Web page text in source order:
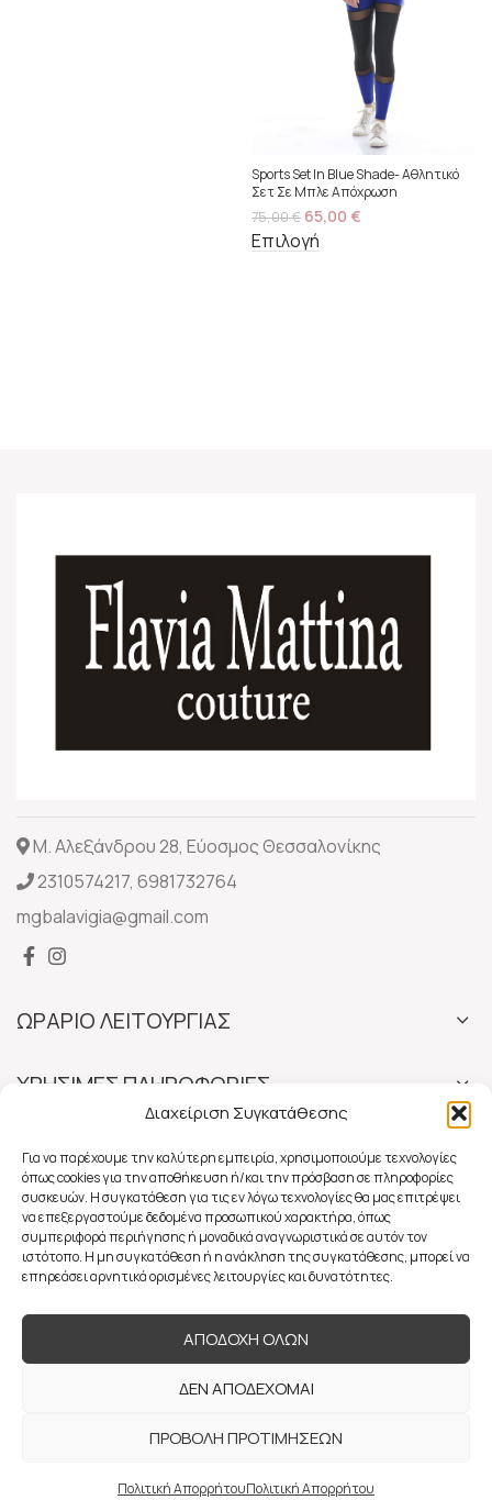
Διαχείριση Συγκατάθεσης
Για να παρέχουμε την καλύτερη εμπειρία, χρησιμοποιούμε τεχνολογίες
όπως cookies για την αποθήκευση ή/και την πρόσβαση σε πληροφορίες
συσκευών. Η συγκατάθεση για τις εν λόγω τεχνολογίες θα μας επιτρέψει
να επεξεργαστούμε δεδομένα προσωπικού χαρακτήρα, όπως
συμπεριφορά περιήγησης ή μοναδικά αναγνωριστικά σε αυτόν τον
ιστότοπο. Η μη συγκατάθεση ή η ανάκληση της συγκατάθεσης, μπορεί να
επηρεάσει αρνητικά ορισμένες λειτουργίες και δυνατότητες.
ΑΠΟΔΟΧΗ ΟΛΩΝ
ΔΕΝ ΑΠΟΔΕΧΟΜΑΙ
ΠΡΟΒΟΛΗ ΠΡΟΤΙΜΗΣΕΩΝ
Πολιτική ΑπορρήτουΠολιτική Απορρήτου
Sports Set In Blue Shade- Αθλητικό
Σετ Σε Μπλε Απόχρωση
75,00€ 65,00 €
Επιλογή
Μ. Αλεξάνδρου 28, Εύοσμος Θεσσαλονίκης
2310574217, 6981732764
mgbalavigia@gmail.com
ΩΡΑΡΙΟ ΛΕΙΤΟΥΡΓΙΑΣ
ΧΡΗΣΙΜΕΣ ΠΛΗΡΟΦΟΡΙΕΣ